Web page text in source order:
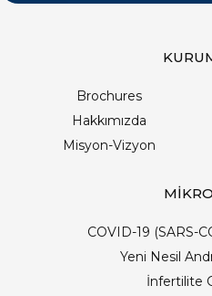
Brochures
Hakkımızda
Misyon-Vizyon
COVID-19 (SARS-
Yeni Nesil
İnfertilite